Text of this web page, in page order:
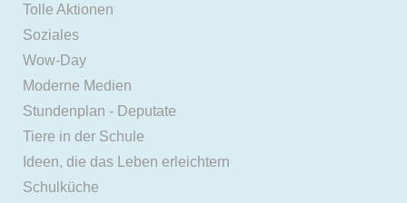
Tolle Aktionen
Soziales
Wow-Day
Moderne Medien
Stundenplan - Deputate
Tiere in der Schule
Ideen, die das Leben erleichtern
Schulküche